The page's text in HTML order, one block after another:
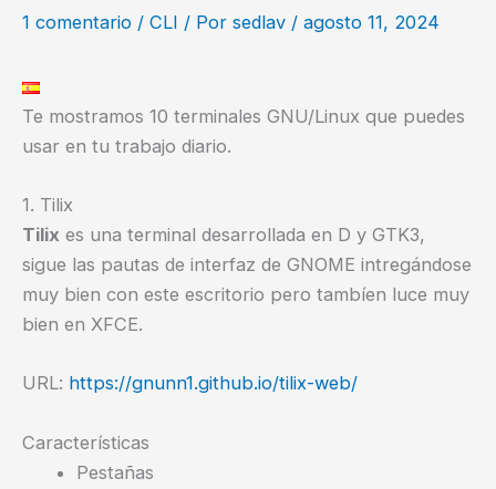
1 comentario / CLI / Por sedlav / agosto 11, 2024
Te mostramos 10 terminales GNU/Linux que puedes
usar en tu trabajo diario.
1. Tilix
Tilix es una terminal desarrollada en D y GTK3,
sigue las pautas de interfaz de GNOME intregándose
muy bien con este escritorio pero tambíen luce muy
bien en XFCE.
URL: https://gnunn1.github.io/tilix-web/
Características
Pestañas